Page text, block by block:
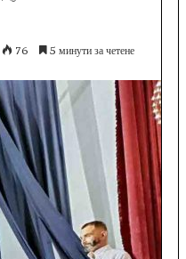
76 5 минути за четене